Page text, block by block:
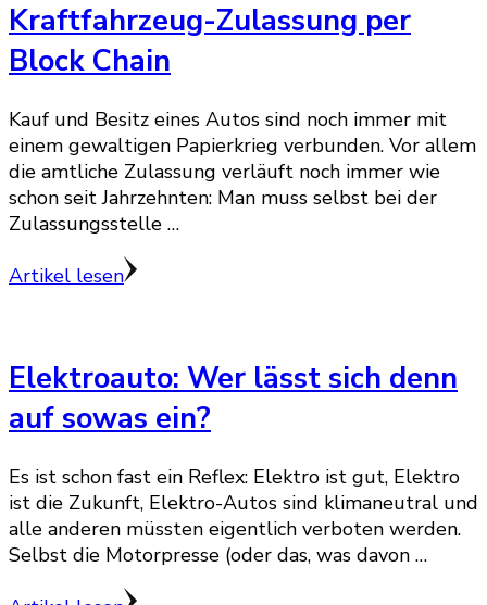
Kraftfahrzeug-Zulassung per
Block Chain
Kauf und Besitz eines Autos sind noch immer mit
einem gewaltigen Papierkrieg verbunden. Vor allem
die amtliche Zulassung verläuft noch immer wie
schon seit Jahrzehnten: Man muss selbst bei der
Zulassungsstelle …
Artikel lesen
Elektroauto: Wer lässt sich denn
auf sowas ein?
Es ist schon fast ein Reflex: Elektro ist gut, Elektro
ist die Zukunft, Elektro-Autos sind klimaneutral und
alle anderen müssten eigentlich verboten werden.
Selbst die Motorpresse (oder das, was davon …